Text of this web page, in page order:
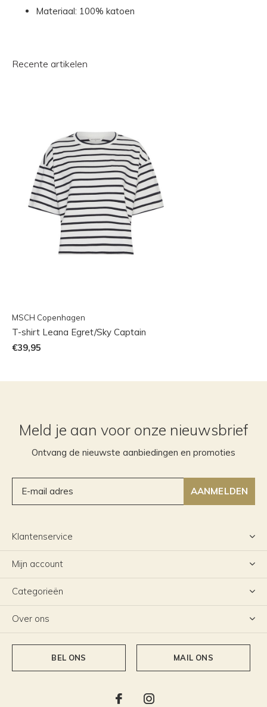
Materiaal: 100% katoen
Recente artikelen
MSCH Copenhagen
T-shirt Leana Egret/Sky Captain
€39,95
Meld je aan voor onze nieuwsbrief
Ontvang de nieuwste aanbiedingen en promoties
AANMELDEN
Klantenservice
Mijn account
Categorieën
Over ons
BEL ONS MAIL ONS